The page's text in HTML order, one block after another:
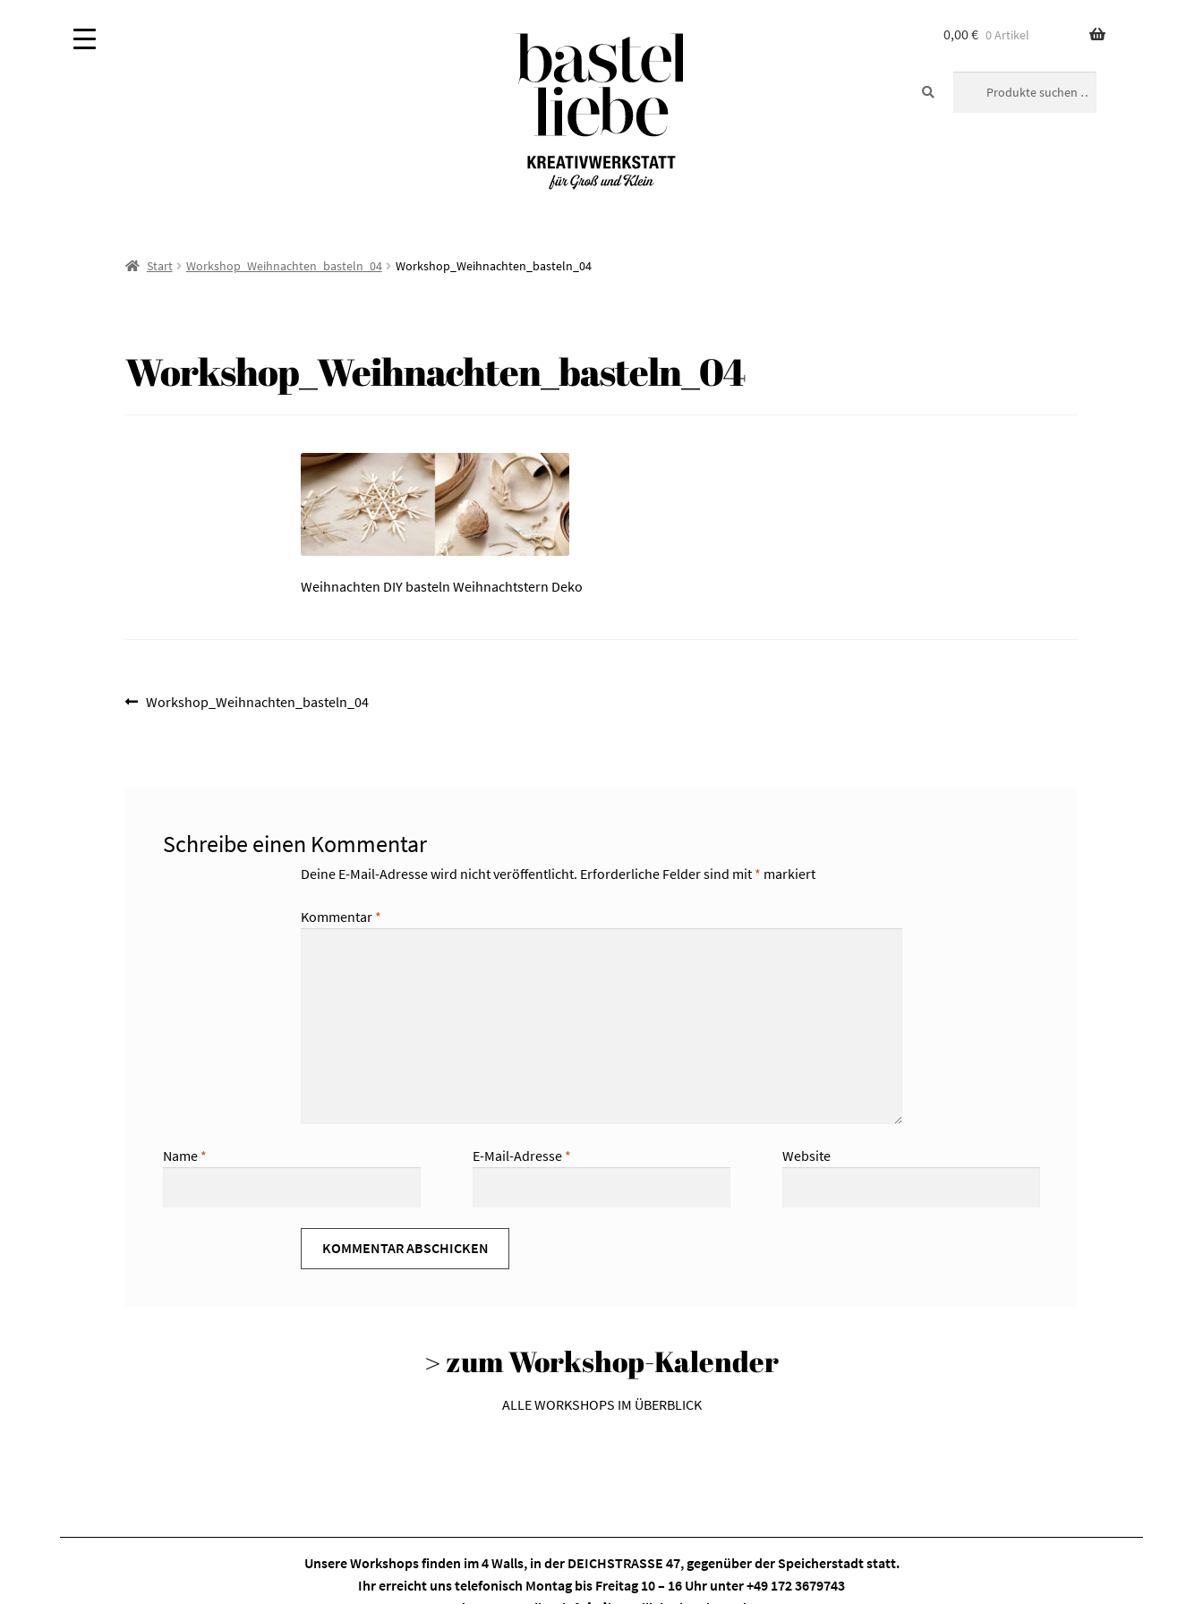
Navigation
springen
Zum
Inhalt
springen
0,00€ 0 Artikel
Start Workshop_Weihnachten_basteln_04 Workshop_Weihnachten_basteln_04
Workshop_Weihnachten_basteln_04
Weihnachten DIY basteln Weihnachtstern Deko
Beitragsnavigation
Vorheriger
Workshop_Weihnachten_basteln_04
Schreibe einen Kommentar
Deine E-Mail-Adresse wird nicht veröffentlicht. Erforderliche Felder sind mit * markiert
Kommentar *
Name * E-Mail-Adresse * Website
> zum Workshop-Kalender
ALLE WORKSHOPS IM ÜBERBLICK
Unsere Workshops finden im4 Walls, in der DEICHSTRASSE 47, gegenüber der Speicherstadt statt.
Ihr erreicht uns telefonisch Montag bis Freitag 10 – 16 Uhr unter +49 172 3679743